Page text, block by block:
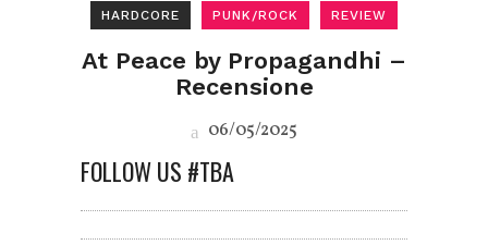
HARDCORE PUNK/ROCK REVIEW
At Peace by Propagandhi –
Recensione
06/05/2025
FOLLOW US #TBA